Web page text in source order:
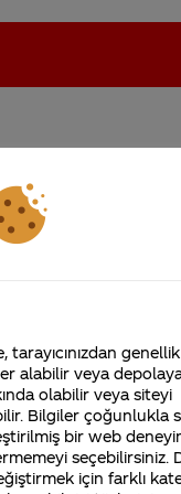
kim buldu?farkı
etmektedir.
Cola Şirketi
ettikleriniz.
faaliyet
ülkeler,
ve daha
alabilir veya
olabilir veya siteyi
Bilgiler çoğunlukla
bir web
seçebilirsiniz.
için farklı